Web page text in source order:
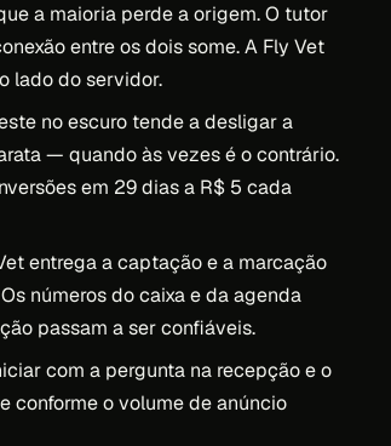
a maioria perde a origem. O tutor
entre os dois some. A Fly Vet
lado do servidor.
no escuro tende a desligar a
— quando às vezes é o contrário.
em 29 dias a R$ 5 cada
entrega a captação e a marcação
números do caixa e da agenda
passam a ser confiáveis.
com a pergunta na recepção e o
conforme o volume de anúncio